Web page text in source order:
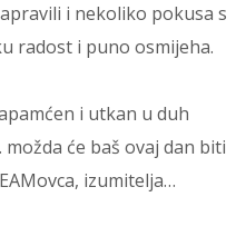
i nekoliko pokusa s
radost i puno osmijeha.
i utkan u duh
će baš ovaj dan biti
izumitelja…